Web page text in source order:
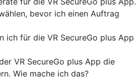
bevor ich einen Auftrag
ich für die VR SecureGo plus App
VR SecureGo plus App die
Wie mache ich das?